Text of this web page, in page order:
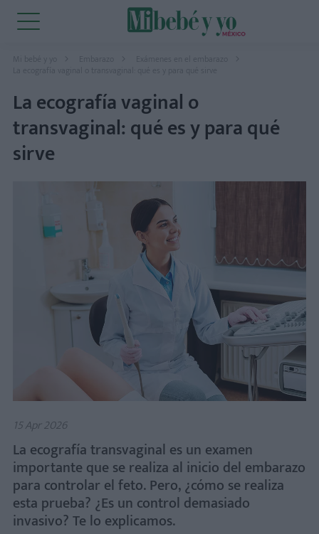
Mi bebé y yo Embarazo
Exámenes en el embarazo
La ecografía vaginal o transvaginal: qué es y para qué sirve
La ecografía vaginal o
transvaginal: qué es y para qué
sirve
15 Apr 2026
La ecografía transvaginal es un examen
importante que se realiza al inicio del embarazo
para controlar el feto. Pero, ¿cómo se realiza
esta prueba? ¿Es un control demasiado
invasivo? Te lo explicamos.